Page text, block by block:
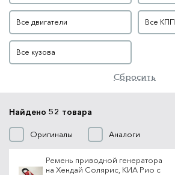
Двигатель
Все двигатели
КПП
Все КПП
Кузов
Все кузова
Сбросить
Найдено 52 товара
Оригиналы Аналоги
Ремень приводной генератора
на Хендай Солярис, КИА Рио с